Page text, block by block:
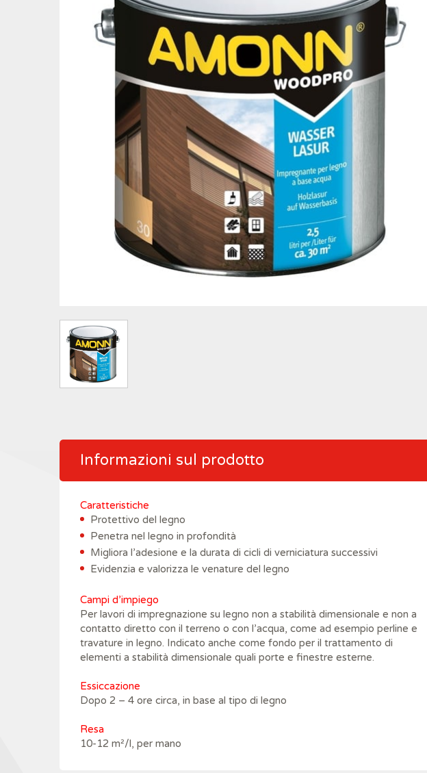
Informazioni sul prodotto
Cara​tteristiche
Protettivo del legno
Penetra nel legno in profondità
Migliora l’adesione e la durata di cicli di verniciatura successivi
Evidenzia e valorizza le venature del legno
Campi d’impiego
Per lavori di impregnazione su legno non a stabilità dimensionale e non a
contatto diretto con il terreno o con l’acqua, come ad esempio perline e
travature in legno. Indicato anche come fondo per il trattamento di
elementi a stabilità dimensionale quali porte e finestre esterne.
Essiccazione
Dopo 2 – 4 ore circa, in base al tipo di legno
Resa
10-12 m²/l, per mano